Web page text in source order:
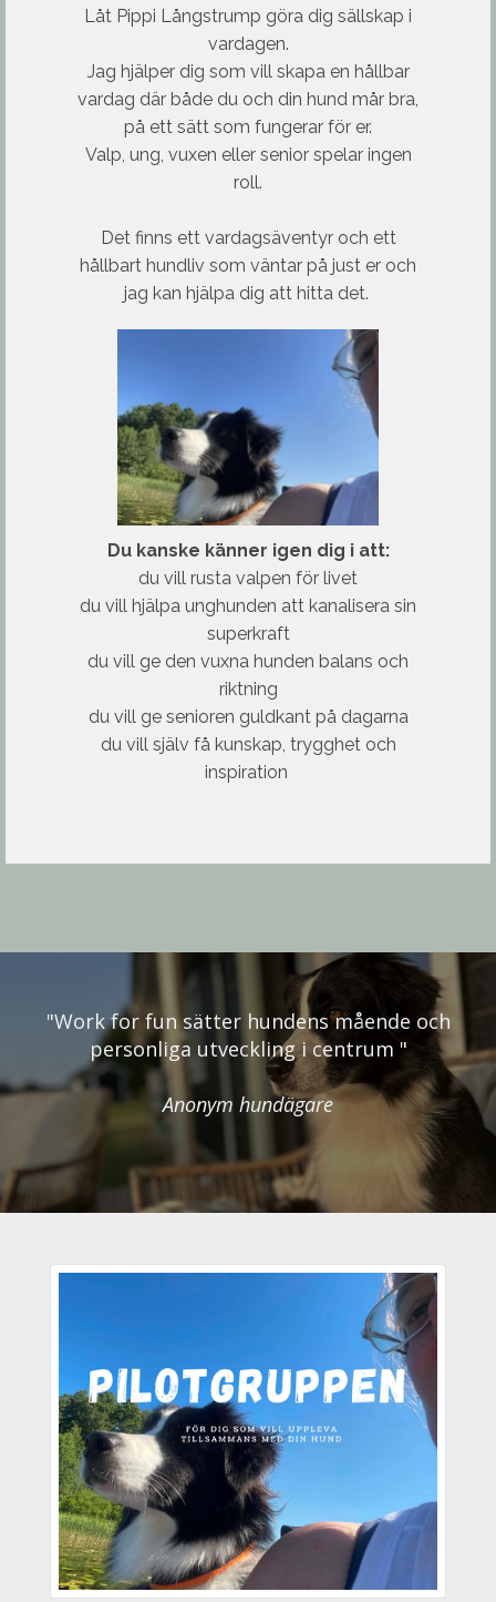
Låt Pippi Långstrump göra dig sällskap i
vardagen.
Jag hjälper dig som vill skapa en hållbar
vardag där både du och din hund mår bra,
på ett sätt som fungerar för er.
Valp, ung, vuxen eller senior spelar ingen
roll.
Det finns ett vardagsäventyr och ett
hållbart hundliv som väntar på just er och
jag kan hjälpa dig att hitta det.
Du kanske känner igen dig i att:
du vill rusta valpen för livet
du vill hjälpa unghunden att kanalisera sin
superkraft
du vill ge den vuxna hunden balans och
riktning
du vill ge senioren guldkant på dagarna
du vill själv få kunskap, trygghet och
inspiration
"Work for fun sätter hundens mående och
personliga utveckling i centrum "
Anonym hundägare